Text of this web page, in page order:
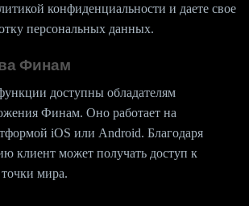
конфиденциальности и даете свое
персональных данных.
Финам
доступны обладателям
Финам. Оно работает на
iOS или Android. Благодаря
клиент может получать доступ к
мира.